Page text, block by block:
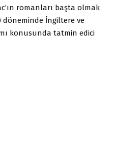
romanları başta olmak
döneminde İngiltere ve
konusunda tatmin edici